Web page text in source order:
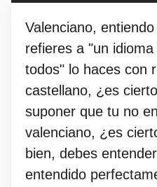
Valenciano,
refieres a "un
todos" lo haces con
castellano, ¿es
suponer que tu no
valenciano, ¿es
bien, debes
entendido